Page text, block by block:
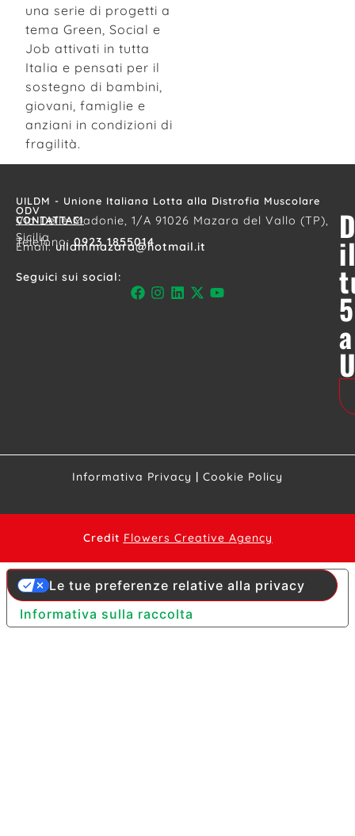
una serie di progetti a
tema Green, Social e
Job attivati in tutta
Italia e pensati per il
sostegno di bambini,
giovani, famiglie e
anziani in condizioni di
fragilità.
UILDM - Unione Italiana Lotta alla Distrofia Muscolare
ODV
CONTATTACI
Via Delle Madonie, 1/A 91026 Mazara del Vallo (TP),
Sicilia
Telefono:0923 1855014
Email: uildmmazara@hotmail.it
Seguici sui social:
a
Informativa Privacy Cookie Policy
Credit Flowers Creative Agency
Informativa sulla raccolta
Le tue preferenze relative alla privacy